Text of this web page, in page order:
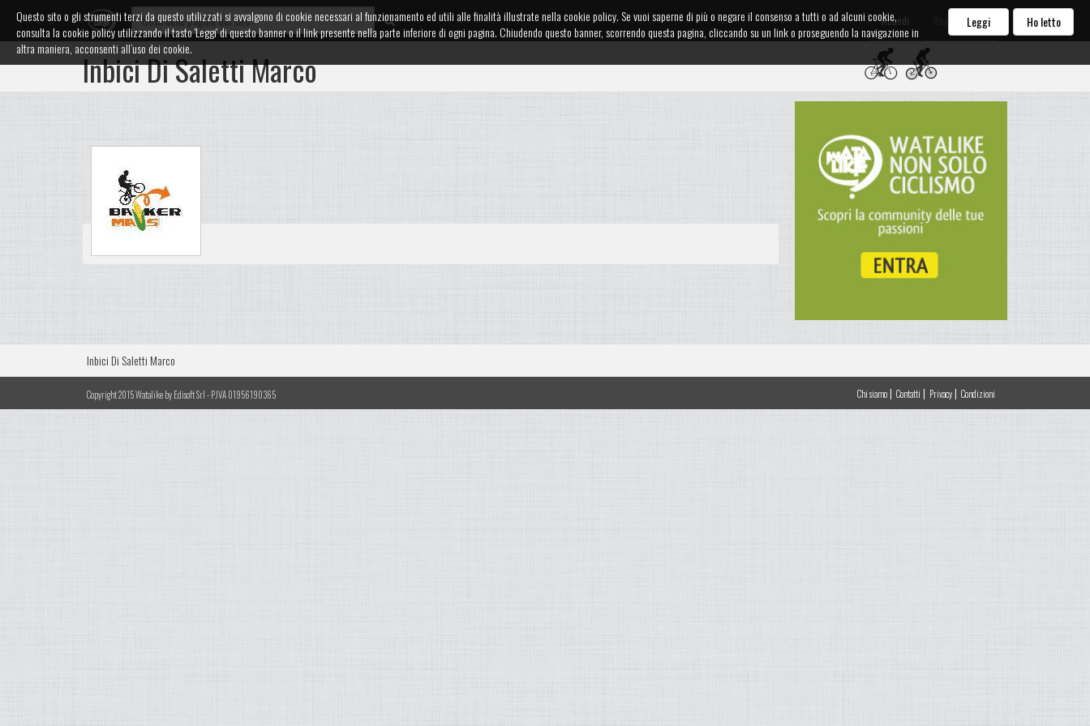
Accedi Registrati
Inbici Di Saletti Marco
Inbici Di Saletti Marco
Copyright 2015 Watalike by Edisoft Srl - P.IVA 01956190365 Chi siamo | Contatti | Privacy | Condizioni
Questo sito o gli strumenti terzi da questo utilizzati si avvalgono di cookie necessari al funzionamento ed utili alle finalità illustrate nella cookie policy. Se vuoi saperne di più o negare il consenso a tutti o ad alcuni cookie,
consulta la cookie policy utilizzando il tasto 'Leggi' di questo banner o il link presente nella parte inferiore di ogni pagina. Chiudendo questo banner, scorrendo questa pagina, cliccando su un link o proseguendo la navigazione in
altra maniera, acconsenti all’uso dei cookie.
Leggi Ho letto